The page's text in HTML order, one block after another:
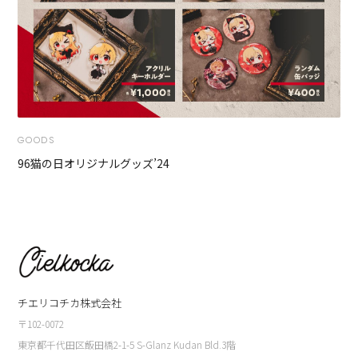
GOODS
96猫の日オリジナルグッズ’24
チエリコチカ株式会社
〒102-0072
東京都千代田区飯田橋2-1-5 S-Glanz Kudan Bld.3階